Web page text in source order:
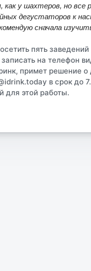
у шахтеров, но
дегустаторов к
сначала
пять
на телефон
примет решение о
в срок до
для этой работы.